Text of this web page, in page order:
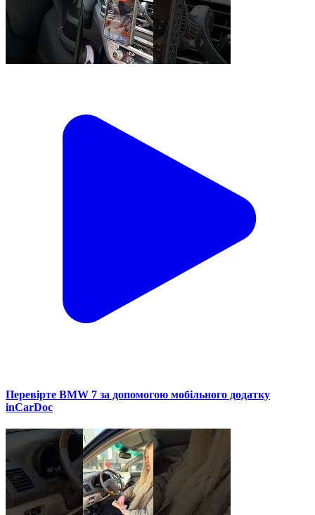
Перевірте BMW 7 за допомогою мобільного додатку
inCarDoc